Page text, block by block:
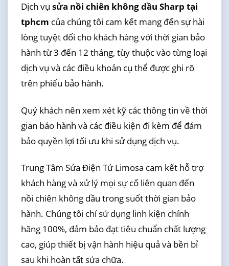
Dịch vụ sửa nồi chiên không dầu Sharp tại
tphcm của chúng tôi cam kết mang đến sự hài
lòng tuyệt đối cho khách hàng với thời gian bảo
hành từ 3 đến 12 tháng, tùy thuộc vào từng loại
dịch vụ và các điều khoản cụ thể được ghi rõ
trên phiếu bảo hành.
Quý khách nên xem xét kỹ các thông tin về thời
gian bảo hành và các điều kiện đi kèm để đảm
bảo quyền lợi tối ưu khi sử dụng dịch vụ.
Trung Tâm Sửa Điện Tử Limosa cam kết hỗ trợ
khách hàng và xử lý mọi sự cố liên quan đến
nồi chiên không dầu trong suốt thời gian bảo
hành. Chúng tôi chỉ sử dụng linh kiện chính
hãng 100%, đảm bảo đạt tiêu chuẩn chất lượng
cao, giúp thiết bị vận hành hiệu quả và bền bỉ
sau khi hoàn tất sửa chữa.